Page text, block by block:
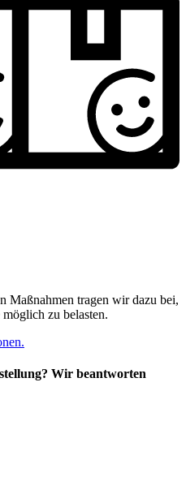
Maßnahmen tragen wir dazu bei,
zu belasten.
Wir beantworten